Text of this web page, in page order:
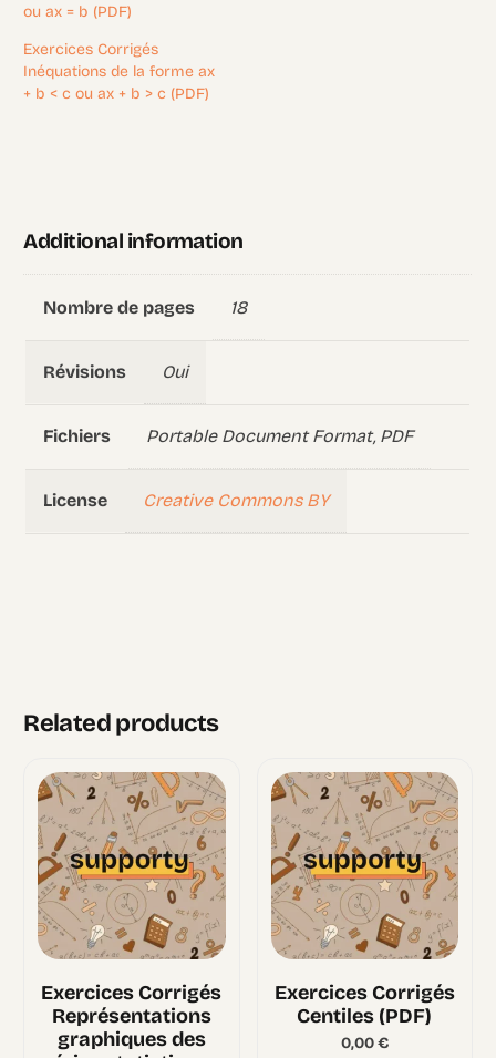
ou ax = b (PDF)
Exercices Corrigés
Inéquations de la forme ax
+ b < c ou ax + b > c (PDF)
Additional information
Nombre de pages 18
Révisions Oui
Fichiers Portable Document Format, PDF
License Creative Commons BY
Related products
Exercices Corrigés
Représentations
graphiques des
Exercices Corrigés
Centiles (PDF)
0,00€